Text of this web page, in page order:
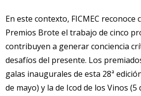
En este contexto, FICMEC
Premios Brote el trabajo de cinco
contribuyen a generar conciencia
desafíos del presente. Los
galas inaugurales de esta 28ª
de mayo) y la de Icod de los Vinos (5